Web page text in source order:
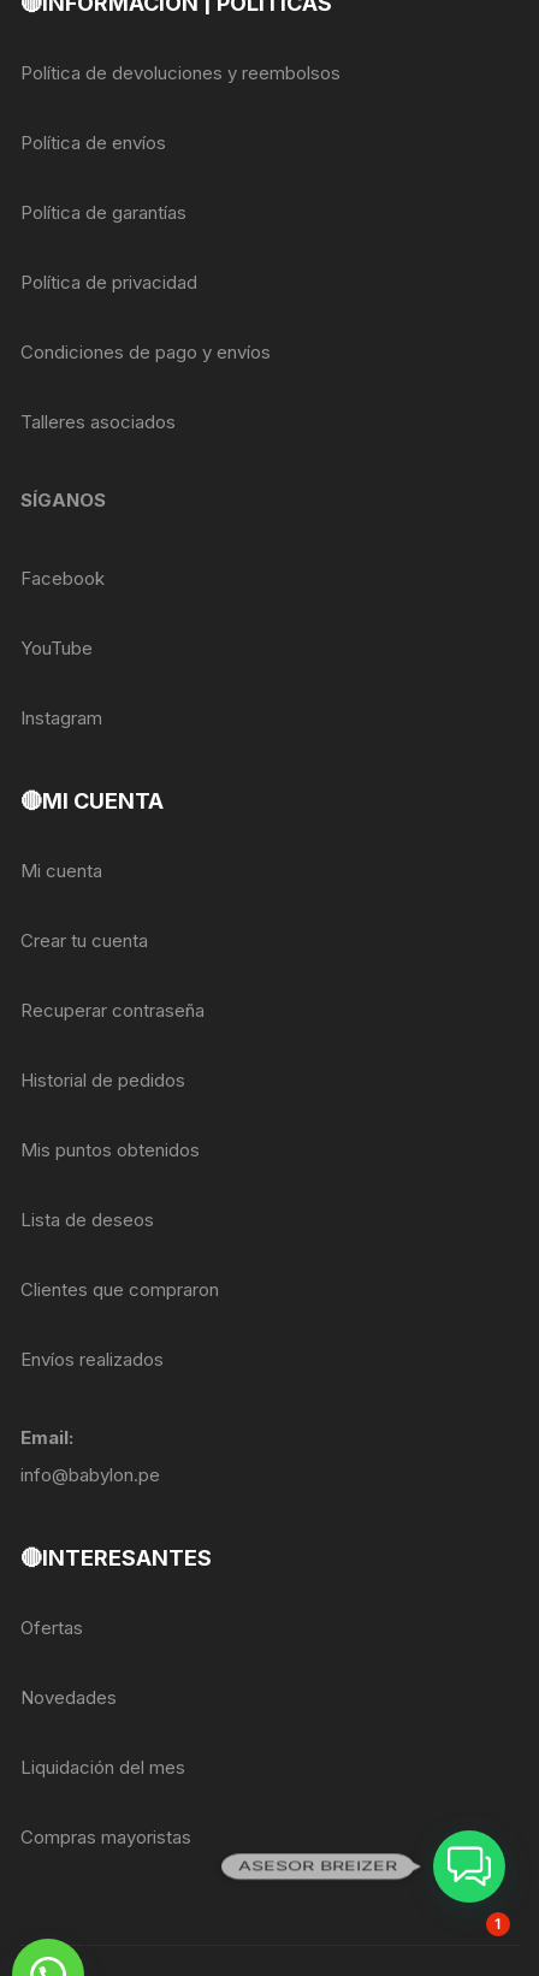
Política de devoluciones y reembolsos
Política de envíos
Política de garantías
Política de privacidad
Condiciones de pago y envíos
Talleres asociados
SÍGANOS
Facebook
YouTube
Instagram
🔴MI CUENTA
Mi cuenta
Crear tu cuenta
Recuperar contraseña
Historial de pedidos
Mis puntos obtenidos
Lista de deseos
Clientes que compraron
Envíos realizados
Email:
info@babylon.pe
🔴INTERESANTES
Ofertas
Novedades
Liquidación del mes
Compras mayoristas
ASESOR BREIZER
1